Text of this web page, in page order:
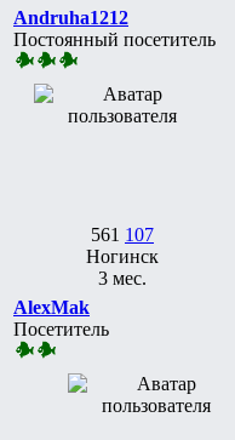
Andruha1212
Постоянный посетитель
561 107
Ногинск
3 мес.
AlexMak
Посетитель